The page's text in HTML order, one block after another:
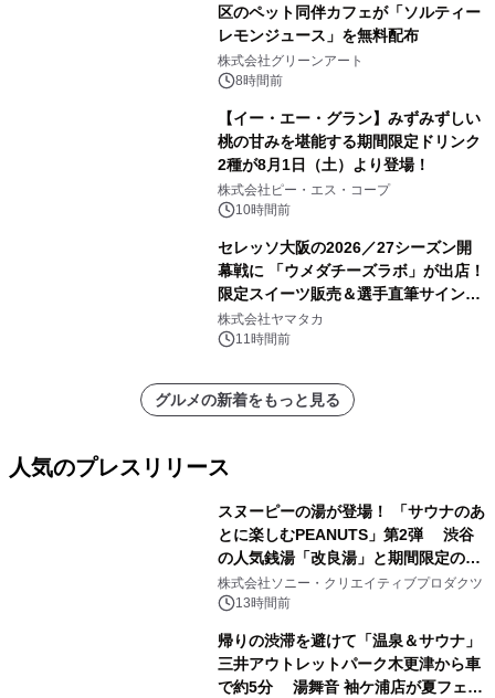
区のペット同伴カフェが「ソルティー
レモンジュース」を無料配布
株式会社グリーンアート
8時間前
【イー・エー・グラン】みずみずしい
桃の甘みを堪能する期間限定ドリンク
2種が8月1日（土）より登場！
株式会社ピー・エス・コープ
10時間前
セレッソ大阪の2026／27シーズン開
幕戦に 「ウメダチーズラボ」が出店！
限定スイーツ販売＆選手直筆サイング
ッズが当たる抽選会を 8月8日に開催
株式会社ヤマタカ
11時間前
グルメの新着をもっと見る
人気のプレスリリース
スヌーピーの湯が登場！ 「サウナのあ
とに楽しむPEANUTS」第2弾 渋谷
の人気銭湯「改良湯」と期間限定のコ
ラボレーション サウナイキタイコラ
ボグッズも発売決定！
株式会社ソニー・クリエイティブプロダクツ
13時間前
帰りの渋滞を避けて「温泉＆サウナ」
三井アウトレットパーク木更津から車
で約5分 湯舞音 袖ケ浦店が夏フェア